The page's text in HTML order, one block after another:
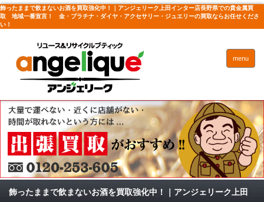
飾ったままで飲まないお酒を買取強化中！｜アンジェリーク上田インター店長野県での貴金属買
取 地域一番宣言！ 金・プラチナ・ダイヤ・アクセサリー・ジュエリーの買取ならお任せくださ
い！
menu
飾ったままで飲まないお酒を買取強化中！｜アンジェリーク上田